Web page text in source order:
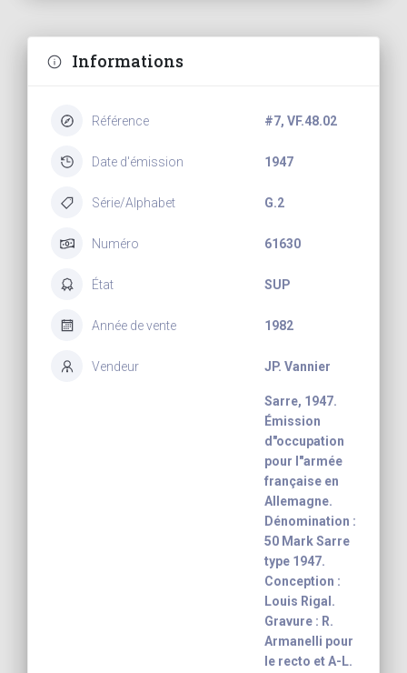
Informations
Référence #7, VF.48.02
Date d'émission 1947
Série/Alphabet G.2
Numéro 61630
État SUP
Année de vente 1982
Vendeur JP. Vannier
Sarre, 1947.
Émission
d"occupation
pour l"armée
française en
Allemagne.
Dénomination :
50 Mark Sarre
type 1947.
Conception :
Louis Rigal.
Gravure : R.
Armanelli pour
le recto et A-L.